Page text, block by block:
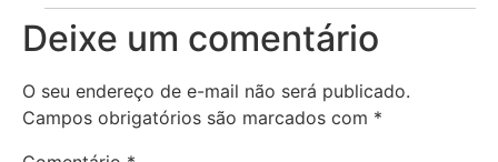
Deixe um comentário
O seu endereço de e-mail não será publicado.
Campos obrigatórios são marcados com *